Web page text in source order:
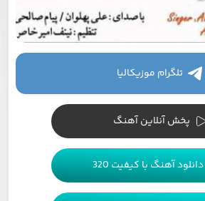
تلگرام موزیکالیا
پخش آنلاین آهنگ
دانلود آهنگ با کیفیت 320